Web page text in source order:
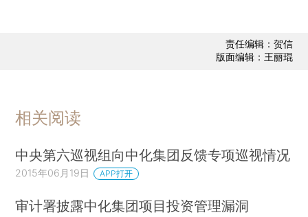
责任编辑：贺信
版面编辑：王丽琨
相关阅读
中央第六巡视组向中化集团反馈专项巡视情况
2015年06月19日 APP打开
审计署披露中化集团项目投资管理漏洞